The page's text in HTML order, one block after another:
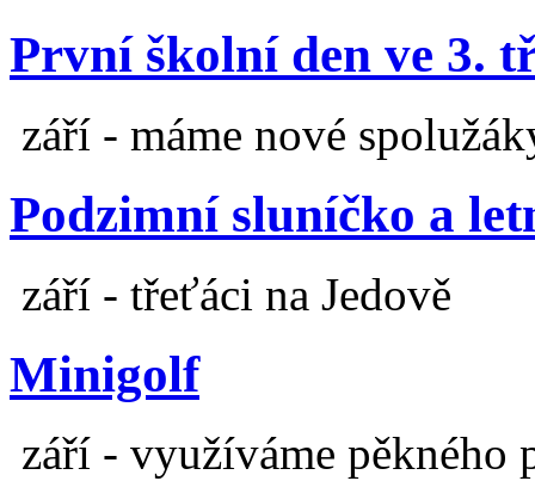
První školní den ve 3.
září - máme nové
Podzimní sluníčko a
září - třeťáci na Jedově
Minigolf
září - využíváme pěkného